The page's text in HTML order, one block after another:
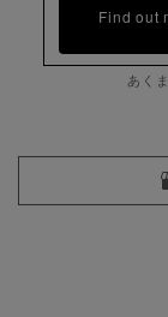
Find out
あく